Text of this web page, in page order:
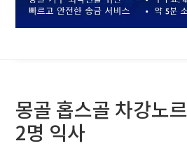
몽골 홉스골 차강노
2명 익사